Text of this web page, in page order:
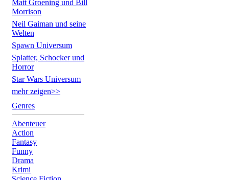
Matt Groening und Bill
Morrison
Neil Gaiman und seine
Welten
Spawn Universum
Splatter, Schocker und
Horror
Star Wars Universum
mehr zeigen>>
Genres
Abenteuer
Action
Fantasy
Funny
Drama
Krimi